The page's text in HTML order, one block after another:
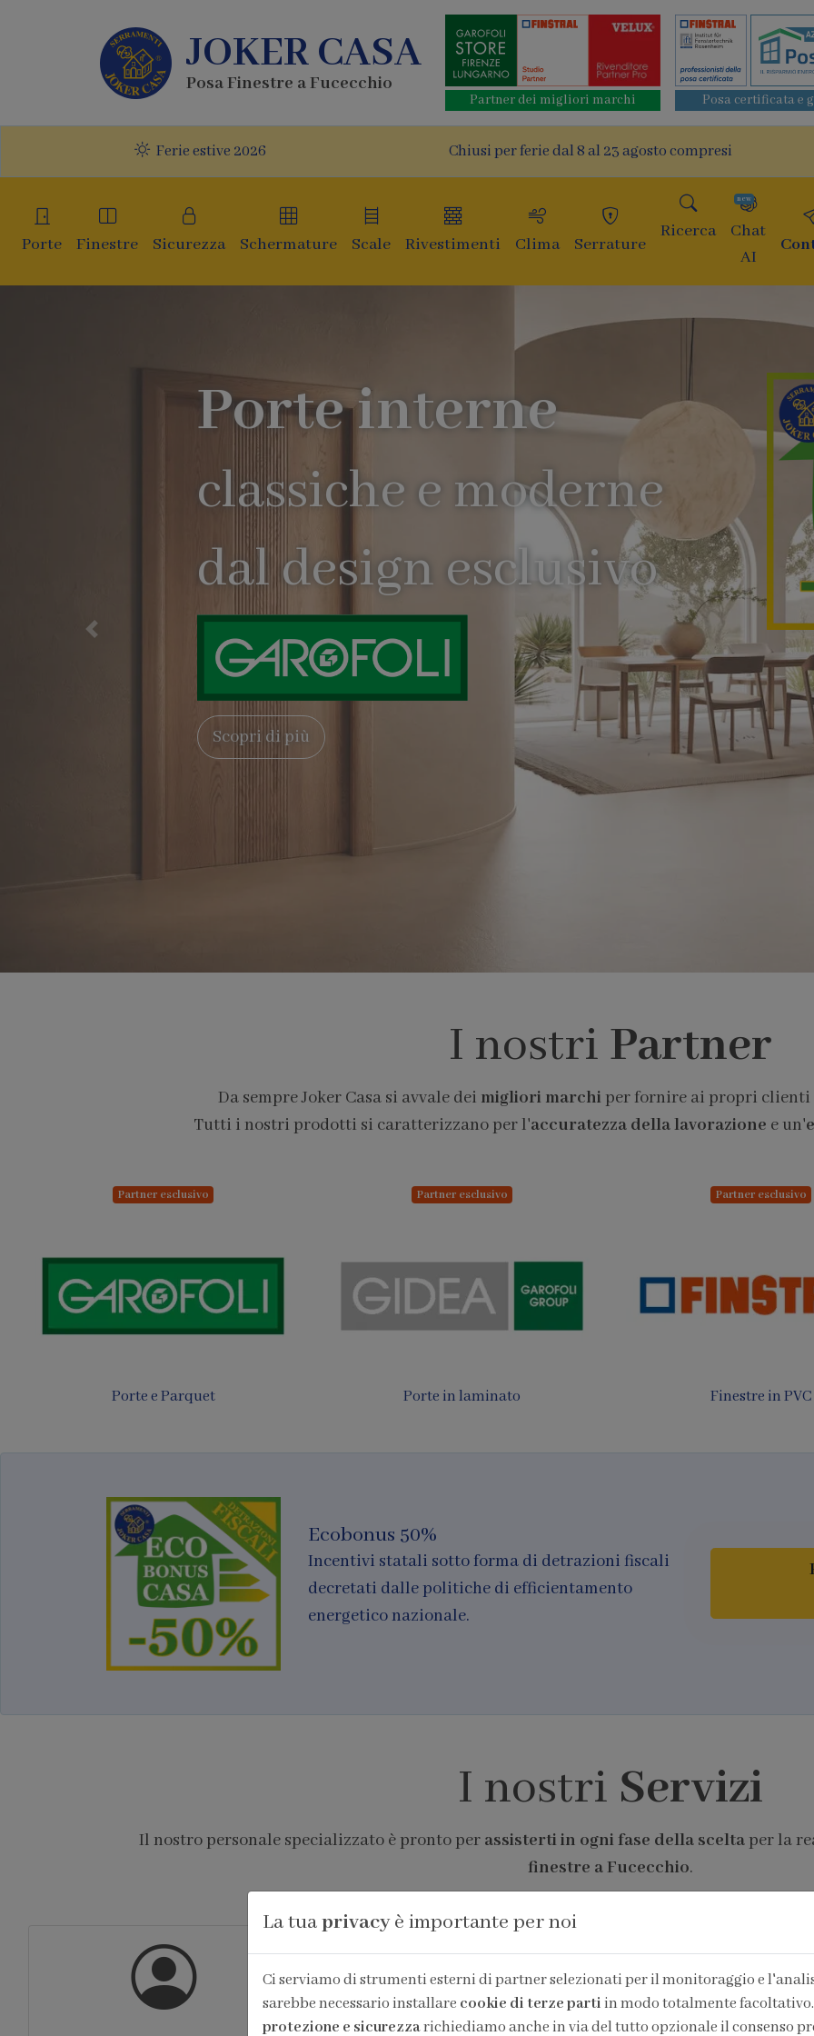
JOKER CASA
Posa Finestre a Fucecchio
Partner dei migliori marchi Posa certificata e
Ferie estive 2026 Chiusi per ferie dal 8 al 23 agosto compresi
Porte Finestre Sicurezza Schermature Scale Rivestimenti Clima Serrature
Ricerca
Chat
AI
new
Precedente
I nostri Partner
Da sempre Joker Casa si avvale dei migliori marchiper fornire ai propri clienti
Tutti i nostri prodotti si caratterizzano per l'accuratezza della lavorazione e un'
PARTNER PRO
Finestre per tetti
Partner esclusivo
Finestre in legno e
Ecobonus 50%
Incentivi statali sotto forma di detrazioni fiscali
decretati dalle politiche di efficientamento
energetico nazionale.
I nostri Servizi
Il nostro personale specializzato è pronto per assisterti in ogni fase della sceltaper la
finestre a Fucecchio.
La tuaprivacy è importante per noi
Ci serviamo di strumenti esterni di partner selezionati per il monitoraggio e
sarebbe necessario installare cookie di terze partiin modo totalmente
protezione e sicurezzarichiediamo anche in via del tutto opzionale il consenso